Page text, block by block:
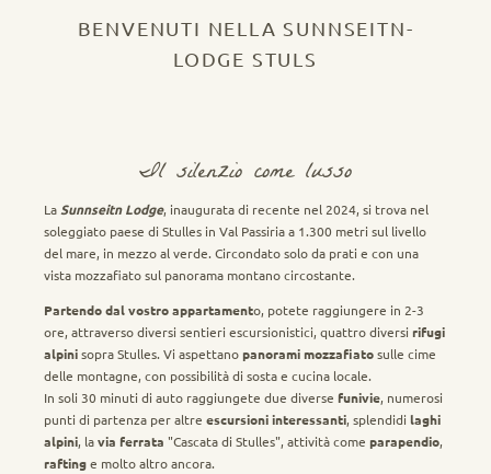
BENVENUTI NELLA SUNNSEITN-
LODGE STULS
Il silenzio come lusso
La Sunnseitn Lodge, inaugurata di recente nel 2024, si trova nel
soleggiato paese di Stulles in Val Passiria a 1.300 metri sul livello
del mare, in mezzo al verde. Circondato solo da prati e con una
vista mozzafiato sul panorama montano circostante.
Partendo dal vostro appartamento, potete raggiungere in 2-3
ore, attraverso diversi sentieri escursionistici, quattro diversi rifugi
alpinisopra Stulles. Vi aspettanopanorami mozzafiatosulle cime
delle montagne, con possibilità di sosta e cucina locale.
In soli 30 minuti di auto raggiungete due diverse funivie, numerosi
punti di partenza per altre escursioni interessanti, splendidi laghi
alpini, lavia ferrata "Cascata di Stulles", attività come parapendio,
raftinge molto altro ancora.